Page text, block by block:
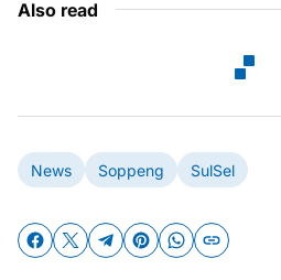
Also read
News Soppeng SulSel